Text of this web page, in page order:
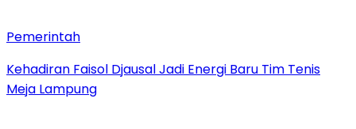
Pemerintah
Kehadiran Faisol Djausal Jadi Energi Baru Tim Tenis
Meja Lampung